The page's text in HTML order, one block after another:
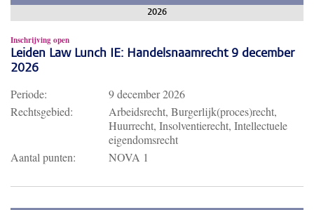
2026
Inschrijving open
Leiden Law Lunch IE: Handelsnaamrecht 9 december
2026
Periode:
9 december 2026
Rechtsgebied:
Arbeidsrecht, Burgerlijk(proces)recht,
Huurrecht, Insolventierecht, Intellectuele
eigendomsrecht
Aantal punten:
NOVA 1